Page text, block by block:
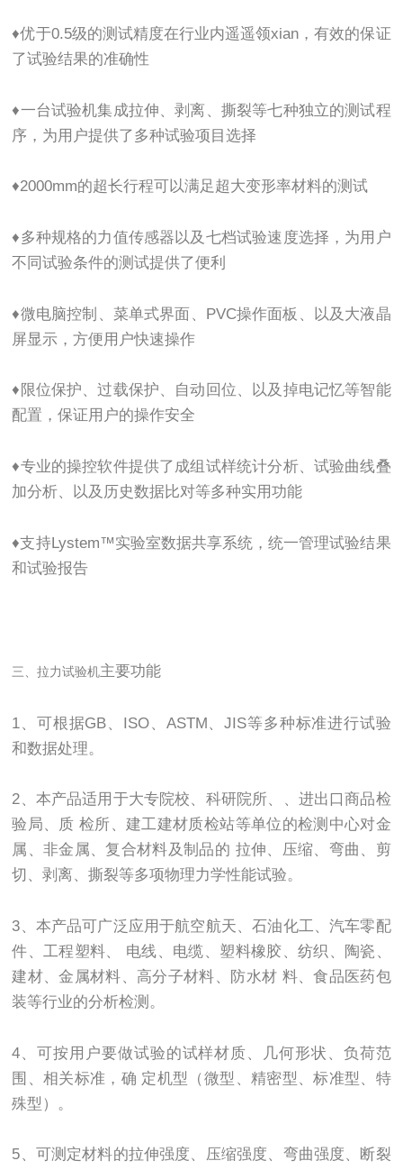
♦优于0.5级的测试精度在行业内遥遥领xian，有效的保证
了试验结果的准确性
♦一台试验机集成拉伸、剥离、撕裂等七种独立的测试程
序，为用户提供了多种试验项目选择
♦2000mm的超长行程可以满足超大变形率材料的测试
♦多种规格的力值传感器以及七档试验速度选择，为用户
不同试验条件的测试提供了便利
♦微电脑控制、菜单式界面、PVC操作面板、以及大液晶
屏显示，方便用户快速操作
♦限位保护、过载保护、自动回位、以及掉电记忆等智能
配置，保证用户的操作安全
♦专业的操控软件提供了成组试样统计分析、试验曲线叠
加分析、以及历史数据比对等多种实用功能
♦支持Lystem™实验室数据共享系统，统一管理试验结果
和试验报告
三、拉力试验机主要功能
1、可根据GB、ISO、ASTM、JIS等多种标准进行试验
和数据处理。
2、本产品适用于大专院校、科研院所、、进出口商品检
验局、质 检所、建工建材质检站等单位的检测中心对金
属、非金属、复合材料及制品的 拉伸、压缩、弯曲、剪
切、剥离、撕裂等多项物理力学性能试验。
3、本产品可广泛应用于航空航天、石油化工、汽车零配
件、工程塑料、 电线、电缆、塑料橡胶、纺织、陶瓷、
建材、金属材料、高分子材料、防水材 料、食品医药包
装等行业的分析检测。
4、可按用户要做试验的试样材质、几何形状、负荷范
围、相关标准，确 定机型（微型、精密型、标准型、特
殊型）。
5、可测定材料的拉伸强度、压缩强度、弯曲强度、断裂